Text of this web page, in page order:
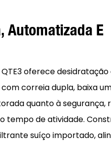
Automatizada E
oferece
correia dupla, baixa
quanto à segurança,
tempo de atividade.
suíço importado,